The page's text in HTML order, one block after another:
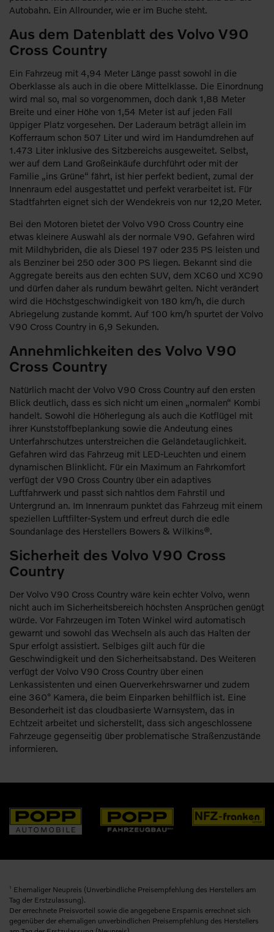
Autobahn. Ein Allrounder, wie er im Buche steht.
Aus dem Datenblatt des Volvo V90
Cross Country
Ein Fahrzeug mit 4,94 Meter Länge passt sowohl in die
Oberklasse als auch in die obere Mittelklasse. Die Einordnung
wird mal so, mal so vorgenommen, doch dank 1,88 Meter
Breite und einer Höhe von 1,54 Meter ist auf jeden Fall
üppiger Platz vorgesehen. Der Laderaum beträgt allein im
Kofferraum schon 507 Liter und wird im Handumdrehen auf
1.473 Liter inklusive des Sitzbereichs ausgeweitet. Selbst,
wer auf dem Land Großeinkäufe durchführt oder mit der
Familie „ins Grüne“ fährt, ist hier perfekt bedient, zumal der
Innenraum edel ausgestattet und perfekt verarbeitet ist. Für
Stadtfahrten eignet sich der Wendekreis von nur 12,20 Meter.
Bei den Motoren bietet der Volvo V90 Cross Country eine
etwas kleinere Auswahl als der normale V90. Gefahren wird
mit Mildhybriden, die als Diesel 197 oder 235 PS leisten und
als Benziner bei 250 oder 300 PS liegen. Bekannt sind die
Aggregate bereits aus den echten SUV, dem XC60 und XC90
und dürfen daher als rundum bewährt gelten. Nicht verändert
wird die Höchstgeschwindigkeit von 180 km/h, die durch
Abriegelung zustande kommt. Auf 100 km/h spurtet der Volvo
V90 Cross Country in 6,9 Sekunden.
Annehmlichkeiten des Volvo V90
Cross Country
Natürlich macht der Volvo V90 Cross Country auf den ersten
Blick deutlich, dass es sich nicht um einen „normalen“ Kombi
handelt. Sowohl die Höherlegung als auch die Kotflügel mit
ihrer Kunststoffbeplankung sowie die Andeutung eines
Unterfahrschutzes unterstreichen die Geländetauglichkeit.
Gefahren wird das Fahrzeug mit LED-Leuchten und einem
dynamischen Blinklicht. Für ein Maximum an Fahrkomfort
verfügt der V90 Cross Country über ein adaptives
Luftfahrwerk und passt sich nahtlos dem Fahrstil und
Untergrund an. Im Innenraum punktet das Fahrzeug mit einem
speziellen Luftfilter-System und erfreut durch die edle
Soundanlage des Herstellers Bowers & Wilkins®.
Sicherheit des Volvo V90 Cross
Country
Der Volvo V90 Cross Country wäre kein echter Volvo, wenn
nicht auch im Sicherheitsbereich höchsten Ansprüchen genügt
würde. Vor Fahrzeugen im Toten Winkel wird automatisch
gewarnt und sowohl das Wechseln als auch das Halten der
Spur erfolgt assistiert. Selbiges gilt auch für die
Geschwindigkeit und den Sicherheitsabstand. Des Weiteren
verfügt der Volvo V90 Cross Country über einen
Lenkassistenten und einen Querverkehrswarner und zudem
eine 360° Kamera, die beim Einparken behilflich ist. Eine
Besonderheit ist das cloudbasierte Warnsystem, das in
Echtzeit arbeitet und sicherstellt, dass sich angeschlossene
Fahrzeuge gegenseitig über problematische Straßenzustände
informieren.
1 Ehemaliger Neupreis (Unverbindliche Preisempfehlung des Herstellers am
Tag der Erstzulassung).
Der errechnete Preisvorteil sowie die angegebene Ersparnis errechnet sich
gegenüber der ehemaligen unverbindlichen Preisempfehlung des Herstellers